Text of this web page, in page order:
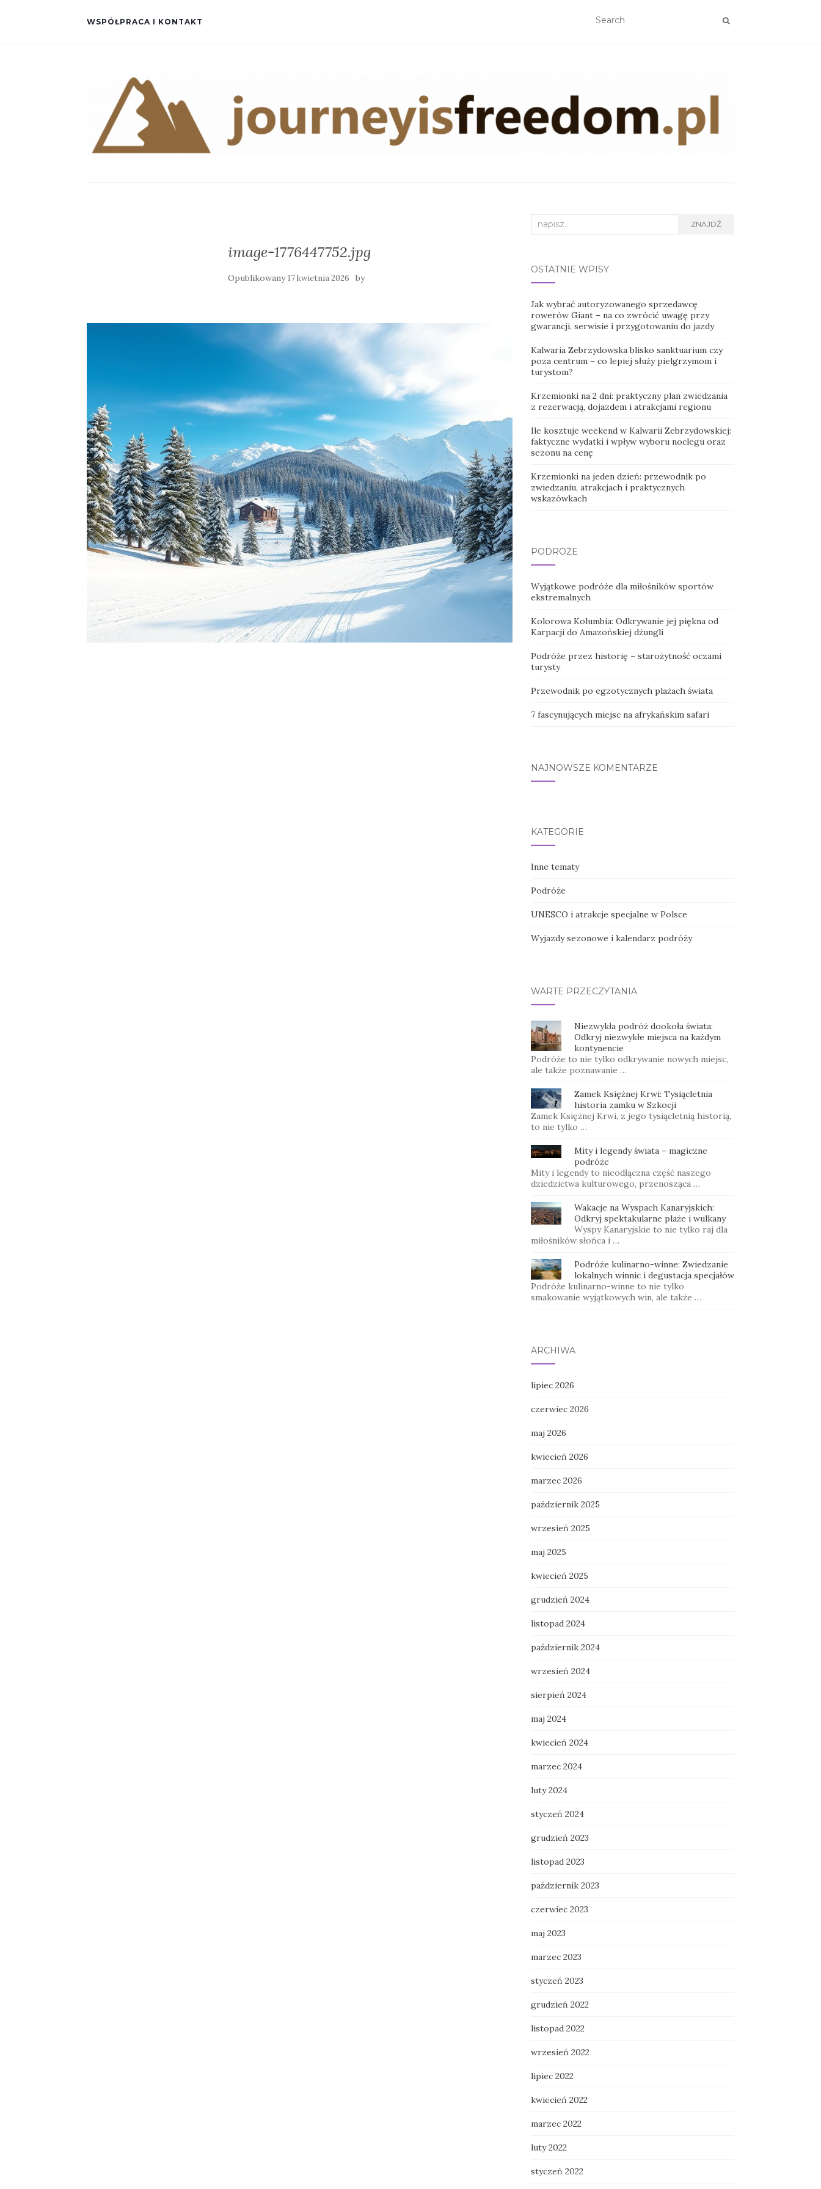
WSPÓŁPRACA I KONTAKT
image-1776447752.jpg
Opublikowany17 kwietnia 2026 by
Search
ZNAJDŹ
OSTATNIE WPISY
Jak wybrać autoryzowanego sprzedawcę
rowerów Giant – na co zwrócić uwagę przy
gwarancji, serwisie i przygotowaniu do jazdy
Kalwaria Zebrzydowska blisko sanktuarium czy
poza centrum – co lepiej służy pielgrzymom i
turystom?
Krzemionki na 2 dni: praktyczny plan zwiedzania
z rezerwacją, dojazdem i atrakcjami regionu
Ile kosztuje weekend w Kalwarii Zebrzydowskiej:
faktyczne wydatki i wpływ wyboru noclegu oraz
sezonu na cenę
Krzemionki na jeden dzień: przewodnik po
zwiedzaniu, atrakcjach i praktycznych
wskazówkach
PODRÓŻE
Wyjątkowe podróże dla miłośników sportów
ekstremalnych
Kolorowa Kolumbia: Odkrywanie jej piękna od
Karpacji do Amazońskiej dżungli
Podróże przez historię – starożytność oczami
turysty
Przewodnik po egzotycznych plażach świata
7 fascynujących miejsc na afrykańskim safari
NAJNOWSZE KOMENTARZE
KATEGORIE
Inne tematy
Podróże
UNESCO i atrakcje specjalne w Polsce
Wyjazdy sezonowe i kalendarz podróży
WARTE PRZECZYTANIA
Niezwykła podróż dookoła świata:
Odkryj niezwykłe miejsca na każdym
kontynencie
Podróże to nie tylko odkrywanie nowych miejsc,
ale także poznawanie …
Zamek Księżnej Krwi: Tysiącletnia
historia zamku w Szkocji
Zamek Księżnej Krwi, z jego tysiącletnią historią,
to nie tylko …
Mity i legendy świata – magiczne
podróże
Mity i legendy to nieodłączna część naszego
dziedzictwa kulturowego, przenosząca …
Wakacje na Wyspach Kanaryjskich:
Odkryj spektakularne plaże i wulkany
Wyspy Kanaryjskie to nie tylko raj dla
miłośników słońca i …
Podróże kulinarno-winne: Zwiedzanie
lokalnych winnic i degustacja specjałów
Podróże kulinarno-winne to nie tylko
smakowanie wyjątkowych win, ale także …
ARCHIWA
lipiec 2026
czerwiec 2026
maj 2026
kwiecień 2026
marzec 2026
październik 2025
wrzesień 2025
maj 2025
kwiecień 2025
grudzień 2024
listopad 2024
październik 2024
wrzesień 2024
sierpień 2024
maj 2024
kwiecień 2024
marzec 2024
luty 2024
styczeń 2024
grudzień 2023
listopad 2023
październik 2023
czerwiec 2023
maj 2023
marzec 2023
styczeń 2023
grudzień 2022
listopad 2022
wrzesień 2022
lipiec 2022
kwiecień 2022
marzec 2022
luty 2022
styczeń 2022